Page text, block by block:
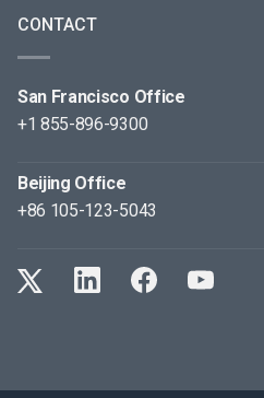
CONTACT
San Francisco Office
+1 855-896-9300
Beijing Office
+86 105-123-5043